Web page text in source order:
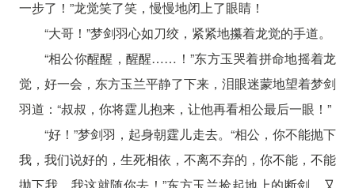
一步了！”龙觉笑了笑，慢慢地闭上了眼睛！
“大哥！”梦剑羽心如刀绞，紧紧地攥着龙觉的手道。
“相公你醒醒，醒醒……！”东方玉哭着拼命地摇着龙
觉，好一会，东方玉兰平静了下来，泪眼迷蒙地望着梦剑
羽道：“叔叔，你将霆儿抱来，让他再看相公最后一眼！”
“好！”梦剑羽，起身朝霆儿走去。“相公，你不能抛下
我，我们说好的，生死相依，不离不弃的，你不能，不能
抛下我，我这就随你去！”东方玉兰捡起地上的断剑，又